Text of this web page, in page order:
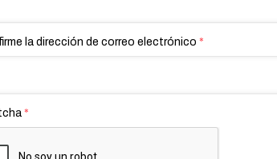
la dirección de correo electrónico *
*